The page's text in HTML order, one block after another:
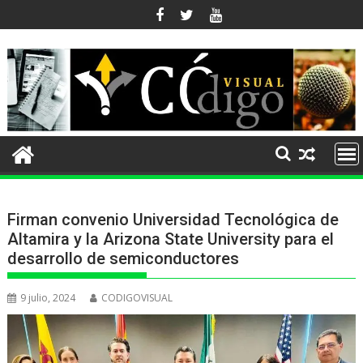
al
contenido
Firman convenio Universidad Tecnológica de
Altamira y la Arizona State University para el
desarrollo de semiconductores
9 julio, 2024 CODIGOVISUAL